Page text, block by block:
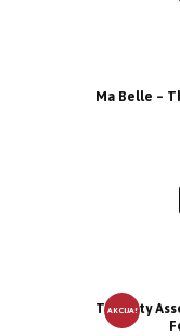
Ma Belle –
AKCIJA!
The City